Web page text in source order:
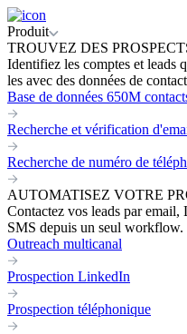
Produit
TROUVEZ DES
Identifiez les comptes et leads
les avec des données de
Base de données 650M
Recherche et vérification
Recherche de numéro de
AUTOMATISEZ VOTRE
Contactez vos leads par
SMS depuis un seul workflow.
Outreach multicanal
Prospection LinkedIn
Prospection téléphonique